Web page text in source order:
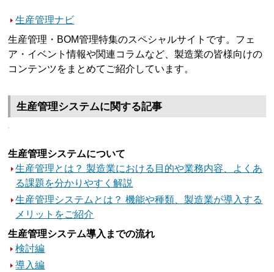
生産管理ナビ
生産管理・BOM管理特集のスペシャルサイトです。フェ
ア・イベント情報や関連コラムなど、製造業の皆様向けの
コンテンツをまとめてご紹介しています。
生産管理システムに関する記事
生産管理システムについて
生産管理とは？ 製造業における目的や業務内容、よくあ
る課題を分かりやすく解説
生産管理システムとは？ 機能や種類、製造業が導入する
メリットをご紹介
生産管理システム導入までの流れ
検討編
導入編